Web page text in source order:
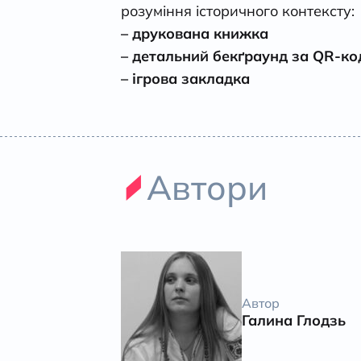
розуміння історичного контексту:
– друкована книжка
– детальний бекґраунд за QR-
– ігрова закладка
Автори
Автор
Галина Глодзь